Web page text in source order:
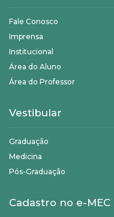
Fale Conosco
Imprensa
Institucional
Área do Aluno
Área do Professor
Vestibular
Graduação
Medicina
Pós-Graduação
Cadastro no e-MEC